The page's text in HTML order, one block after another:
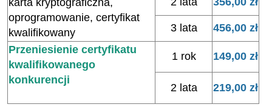
karta kryptograficzna,
oprogramowanie, certyfikat
kwalifikowany
3 lata
456,00 zł
Przeniesienie certyfikatu
kwalifikowanego
konkurencji
1 rok 149,00 zł
2 lata 219,00 zł